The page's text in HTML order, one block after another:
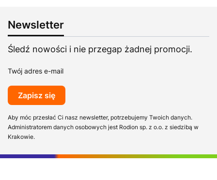
Newsletter
Śledź nowości i nie przegap żadnej promocji.
Twój adres e-mail
Zapisz się
Aby móc przesłać Ci nasz newsletter, potrzebujemy Twoich danych.
Administratorem danych osobowych jest Rodion sp. z o.o. z siedzibą w
Krakowie.